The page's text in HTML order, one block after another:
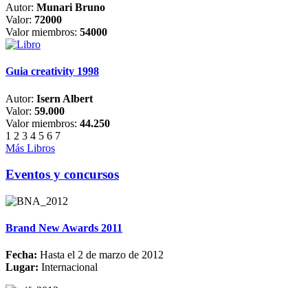
Autor: Munari Bruno
Valor: 72000
Valor miembros: 54000
Guia creativity 1998
Autor: Isern Albert
Valor: 59.000
Valor miembros: 44.250
1 2 3 4 5 6 7
Más Libros
Eventos y concursos
Brand New Awards 2011
Fecha: Hasta el 2 de marzo de 2012
Lugar: Internacional